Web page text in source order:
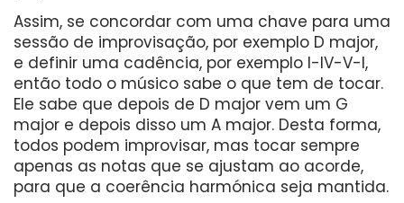
Assim, se concordar com uma chave para uma
sessão de improvisação, por exemplo D major,
e definir uma cadência, por exemplo I-IV-V-I,
então todo o músico sabe o que tem de tocar.
Ele sabe que depois de D major vem um G
major e depois disso um A major. Desta forma,
todos podem improvisar, mas tocar sempre
apenas as notas que se ajustam ao acorde,
para que a coerência harmónica seja mantida.